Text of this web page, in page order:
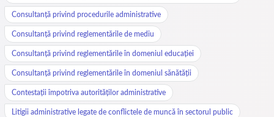
Consultanță privind procedurile administrative
Consultanță privind reglementările de mediu
Consultanță privind reglementările în domeniul educației
Consultanță privind reglementările în domeniul sănătății
Contestații împotriva autorităților administrative
Litigii administrative legate de conflictele de muncă în sectorul public